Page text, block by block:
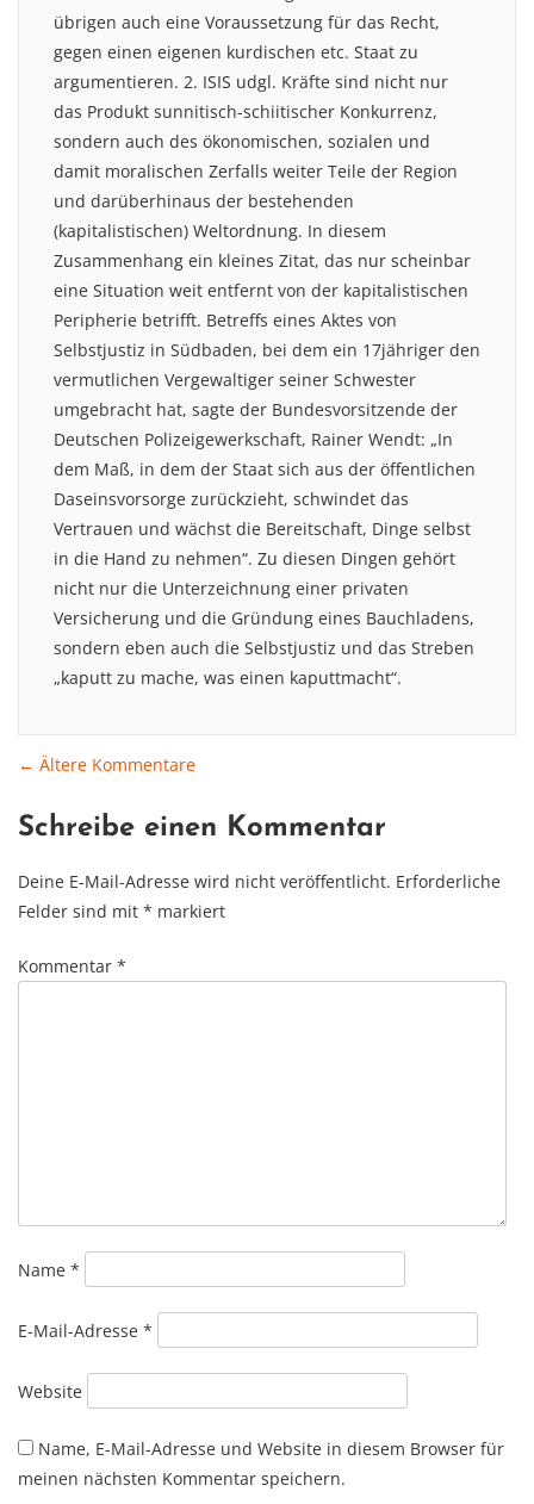
übrigen auch eine Voraussetzung für das Recht,
gegen einen eigenen kurdischen etc. Staat zu
argumentieren. 2. ISIS udgl. Kräfte sind nicht nur
das Produkt sunnitisch-schiitischer Konkurrenz,
sondern auch des ökonomischen, sozialen und
damit moralischen Zerfalls weiter Teile der Region
und darüberhinaus der bestehenden
(kapitalistischen) Weltordnung. In diesem
Zusammenhang ein kleines Zitat, das nur scheinbar
eine Situation weit entfernt von der kapitalistischen
Peripherie betrifft. Betreffs eines Aktes von
Selbstjustiz in Südbaden, bei dem ein 17jähriger den
vermutlichen Vergewaltiger seiner Schwester
umgebracht hat, sagte der Bundesvorsitzende der
Deutschen Polizeigewerkschaft, Rainer Wendt: „In
dem Maß, in dem der Staat sich aus der öffentlichen
Daseinsvorsorge zurückzieht, schwindet das
Vertrauen und wächst die Bereitschaft, Dinge selbst
in die Hand zu nehmen“. Zu diesen Dingen gehört
nicht nur die Unterzeichnung einer privaten
Versicherung und die Gründung eines Bauchladens,
sondern eben auch die Selbstjustiz und das Streben
„kaputt zu mache, was einen kaputtmacht“.
Comment
← Ältere Kommentare
Schreibe einen Kommentar
Deine E-Mail-Adresse wird nicht veröffentlicht. Erforderliche
Felder sind mit * markiert
Kommentar *
Name *
E-Mail-Adresse *
Website
Name, E-Mail-Adresse und Website in diesem Browser für
meinen nächsten Kommentar speichern.